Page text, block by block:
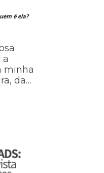
é ela?
a
minha
da…